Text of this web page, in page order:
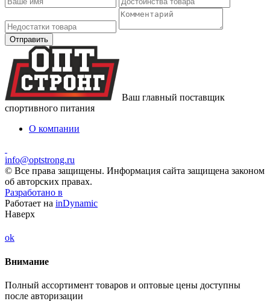
Ваш главный поставщик
спортивного питания
О компании
info@optstrong.ru
© Все права защищены. Информация сайта защищена законом
об авторских правах.
Разработано в
Работает на inDynamic
Наверх
ok
Внимание
Полный ассортимент товаров и оптовые цены доступны
после авторизации